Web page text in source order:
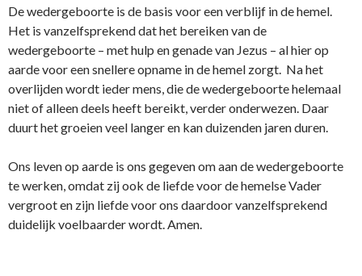
De wedergeboorte is de basis voor een verblijf in de hemel.
Het is vanzelfsprekend dat het bereiken van de
wedergeboorte – met hulp en genade van Jezus – al hier op
aarde voor een snellere opname in de hemel zorgt. Na het
overlijden wordt ieder mens, die de wedergeboorte helemaal
niet of alleen deels heeft bereikt, verder onderwezen. Daar
duurt het groeien veel langer en kan duizenden jaren duren.
Ons leven op aarde is ons gegeven om aan de wedergeboorte
te werken, omdat zij ook de liefde voor de hemelse Vader
vergroot en zijn liefde voor ons daardoor vanzelfsprekend
duidelijk voelbaarder wordt. Amen.